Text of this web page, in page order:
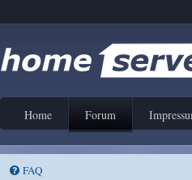
Home Forum
FAQ